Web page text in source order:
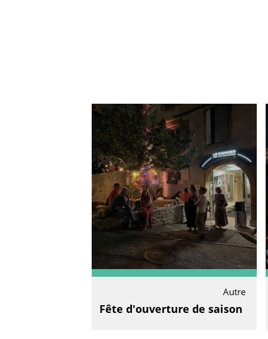
Autre
Fête d'ouverture de saison